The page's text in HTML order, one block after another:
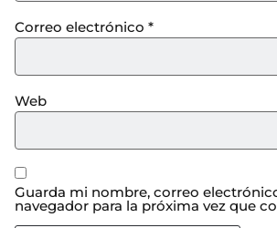
Correo electrónico *
Web
Guarda mi nombre, correo
navegador para la próxima vez que